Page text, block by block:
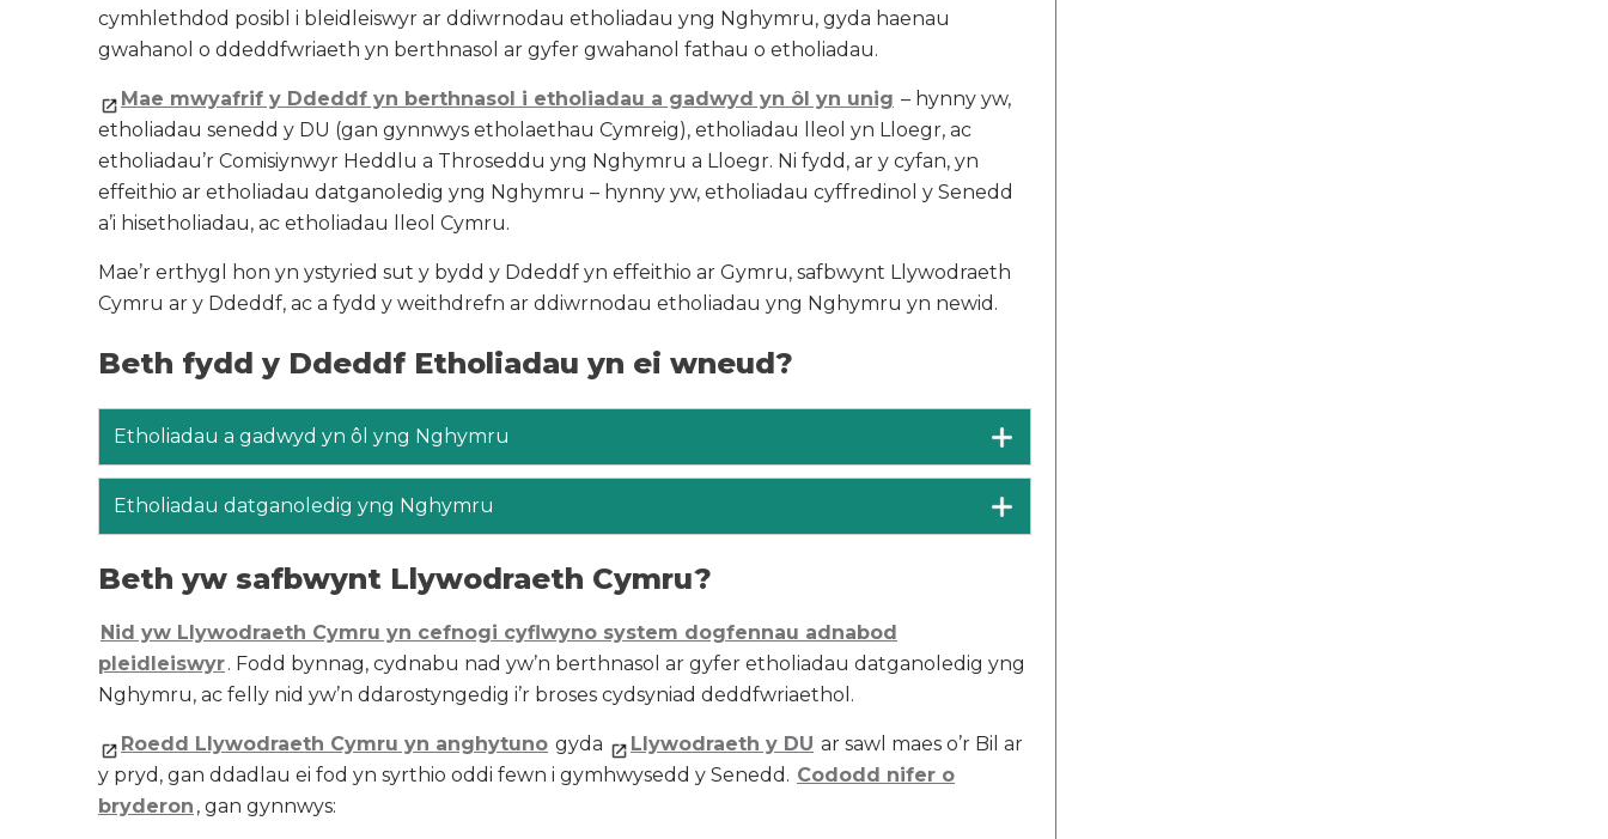
cymhlethdod posibl i bleidleiswyr ar ddiwrnodau etholiadau yng Nghymru, gyda haenau
gwahanol o ddeddfwriaeth yn berthnasol ar gyfer gwahanol fathau o etholiadau.
Mae mwyafrif y Ddeddf yn berthnasol i etholiadau a gadwyd yn ôl yn unig – hynny yw,
etholiadau senedd y DU (gan gynnwys etholaethau Cymreig), etholiadau lleol yn Lloegr, ac
etholiadau’r Comisiynwyr Heddlu a Throseddu yng Nghymru a Lloegr. Ni fydd, ar y cyfan, yn
effeithio ar etholiadau datganoledig yng Nghymru – hynny yw, etholiadau cyffredinol y Senedd
a’i hisetholiadau, ac etholiadau lleol Cymru.
Mae’r erthygl hon yn ystyried sut y bydd y Ddeddf yn effeithio ar Gymru, safbwynt Llywodraeth
Cymru ar y Ddeddf, ac a fydd y weithdrefn ar ddiwrnodau etholiadau yng Nghymru yn newid.
Beth fydd y Ddeddf Etholiadau yn ei wneud?
Etholiadau a gadwyd yn ôl yng Nghymru
Etholiadau datganoledig yng Nghymru
Beth yw safbwynt Llywodraeth Cymru?
Nid yw Llywodraeth Cymru yn cefnogi cyflwyno system dogfennau adnabod
pleidleiswyr. Fodd bynnag, cydnabu nad yw’n berthnasol ar gyfer etholiadau datganoledig yng
Nghymru, ac felly nid yw’n ddarostyngedig i’r broses cydsyniad deddfwriaethol.
Roedd Llywodraeth Cymru yn anghytuno gyda Llywodraeth y DU ar sawl maes o’r Bil ar
y pryd, gan ddadlau ei fod yn syrthio oddi fewn i gymhwysedd y Senedd. Cododd nifer o
bryderon , gan gynnwys: